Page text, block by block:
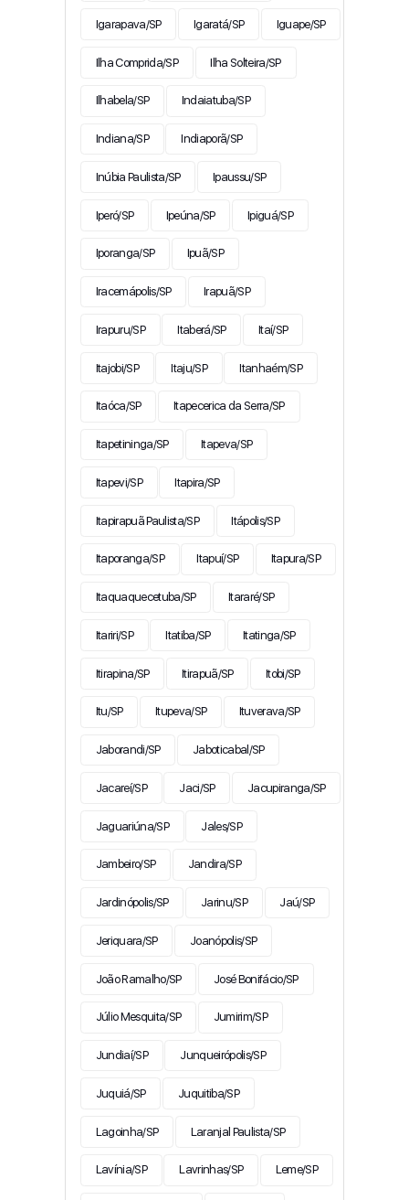
Igarapava/SP Igaratá/SP Iguape/SP
Ilha Comprida/SP Ilha Solteira/SP
Ilhabela/SP Indaiatuba/SP
Indiana/SP Indiaporã/SP
Inúbia Paulista/SP Ipaussu/SP
Iperó/SP Ipeúna/SP Ipiguá/SP
Iporanga/SP Ipuã/SP
Iracemápolis/SP Irapuã/SP
Irapuru/SP Itaberá/SP Itaí/SP
Itajobi/SP Itaju/SP Itanhaém/SP
Itaóca/SP Itapecerica da Serra/SP
Itapetininga/SP Itapeva/SP
Itapevi/SP Itapira/SP
Itapirapuã Paulista/SP Itápolis/SP
Itaporanga/SP Itapuí/SP Itapura/SP
Itaquaquecetuba/SP Itararé/SP
Itariri/SP Itatiba/SP Itatinga/SP
Itirapina/SP Itirapuã/SP Itobi/SP
Itu/SP Itupeva/SP Ituverava/SP
Jaborandi/SP Jaboticabal/SP
Jacareí/SP Jaci/SP Jacupiranga/SP
Jaguariúna/SP Jales/SP
Jambeiro/SP Jandira/SP
Jardinópolis/SP Jarinu/SP Jaú/SP
Jeriquara/SP Joanópolis/SP
João Ramalho/SP José Bonifácio/SP
Júlio Mesquita/SP Jumirim/SP
Jundiaí/SP Junqueirópolis/SP
Juquiá/SP Juquitiba/SP
Lagoinha/SP Laranjal Paulista/SP
Lavínia/SP Lavrinhas/SP Leme/SP